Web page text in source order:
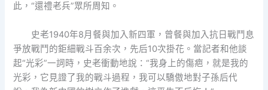
此，“還禮老兵”眾所周知。
史老1940年8月餐與加入新四軍，曾餐與加入抗日戰鬥息
爭放戰鬥的鉅細戰斗百余次，先后10次掛花。當記者和他談
起“光彩”一詞時，史老衝動地說：“我身上的傷疤，就是我的
光彩，它見證了我的戰斗過程，我可以驕傲地對子孫后代